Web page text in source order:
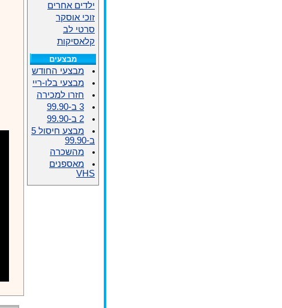
ילדים אחרים
זוכי אוסקר
סרטי לב
קלאסיקות
מבצעים
מבצעי החודש
מבצעי בלו-ריי
חזרו למכירה
3 ב-99.90
2 ב-99.90
מבצע חיסול 5
ב-99.90
מהשכרה
מאספנים
VHS